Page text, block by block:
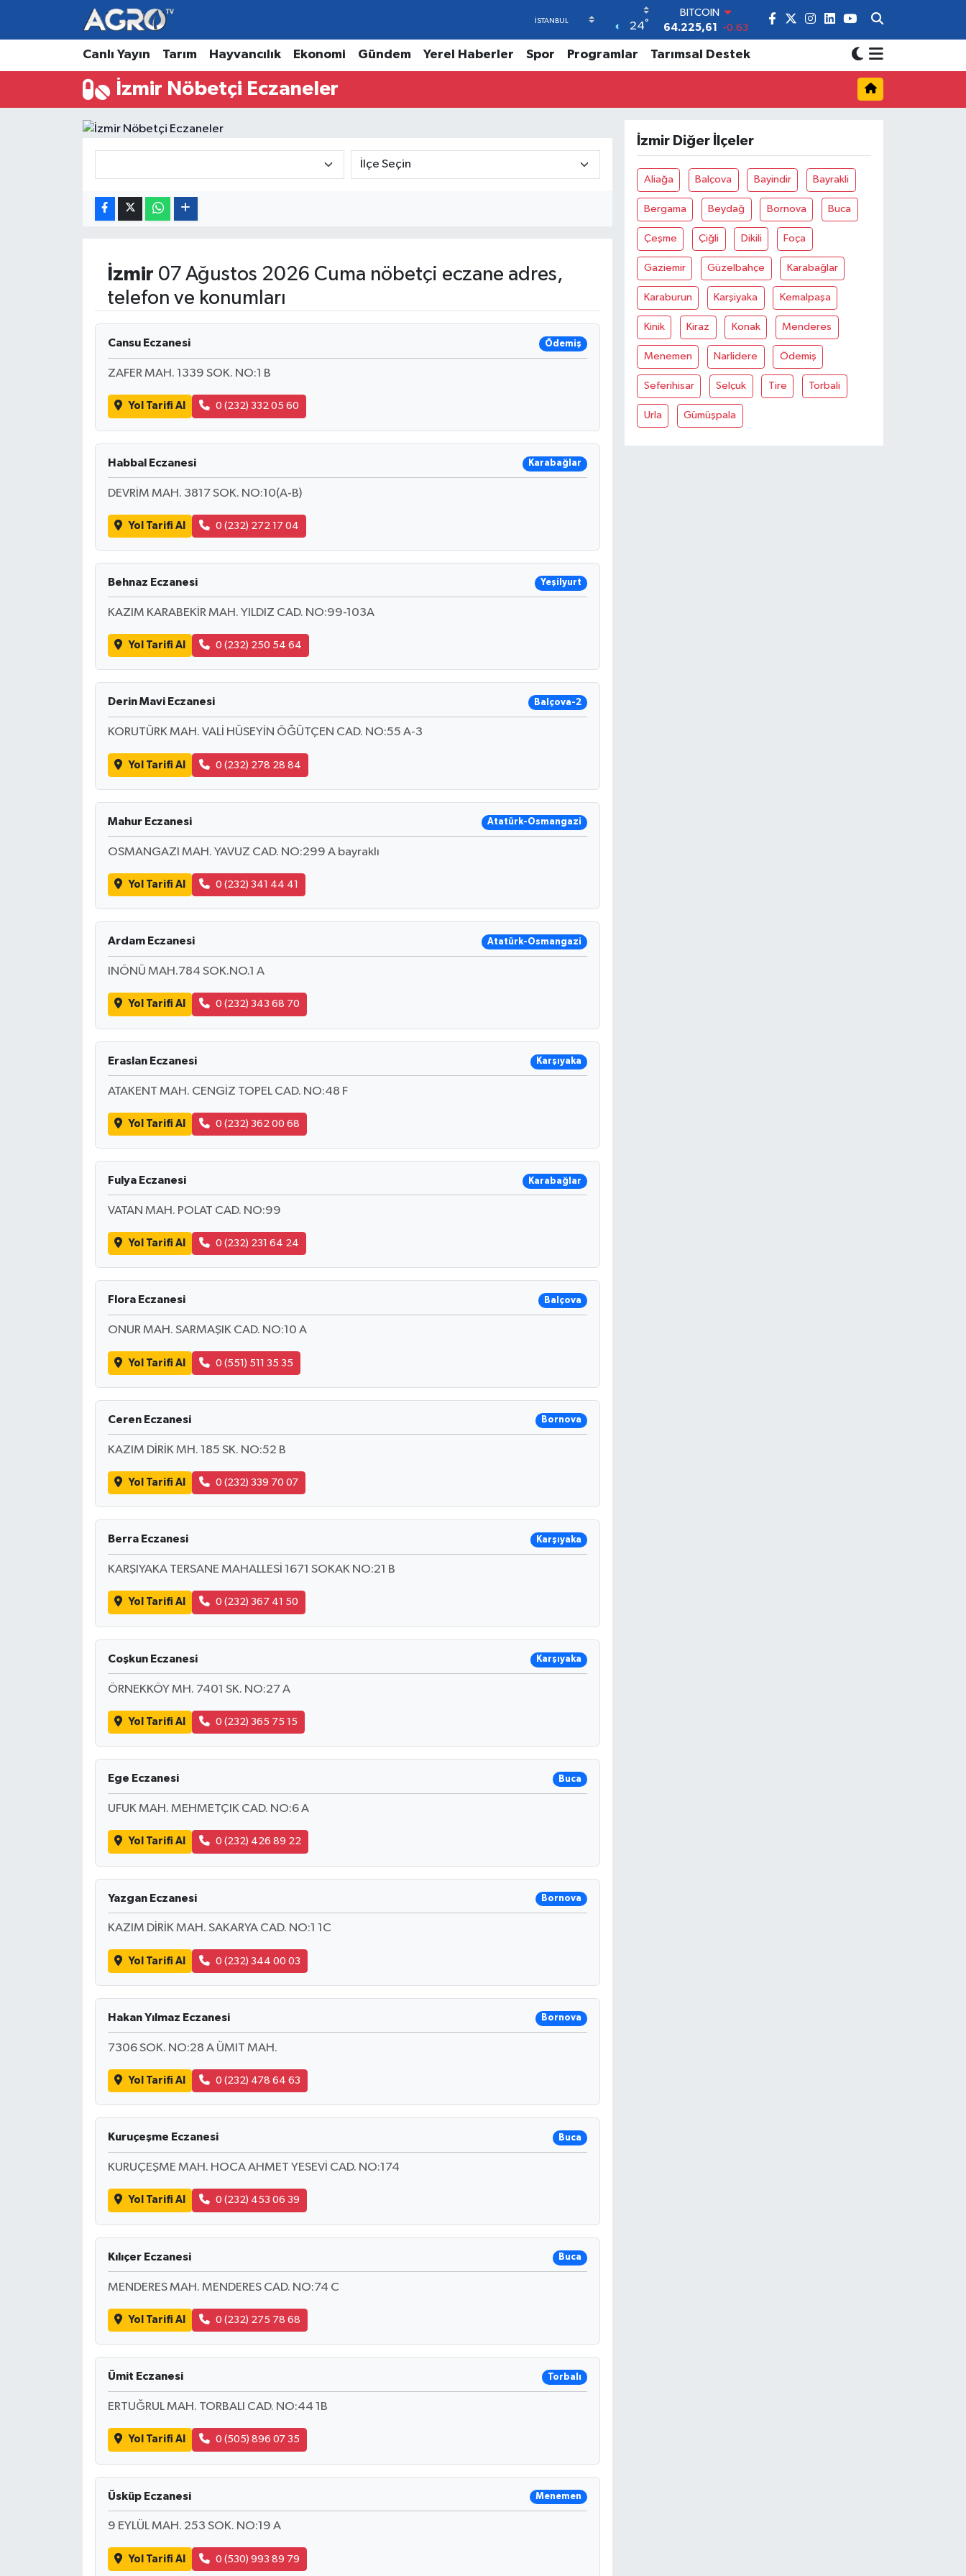
24°
DOLAR
47,6704
0
EURO
GRAM ALTIN
BİST100
13.799 70
Canlı Yayın Tarım Hayvancılık Ekonomi Gündem Yerel Haberler Spor Programlar Tarımsal Destek
İzmir Nöbetçi Eczaneler
İzmir 07 Ağustos 2026 Cuma nöbetçi eczane adres,
telefon ve konumları
Cansu Eczanesi Ödemiş
ZAFER MAH. 1339 SOK. NO:1 B
Yol Tarifi Al 0 (232) 332 05 60
Habbal Eczanesi Karabağlar
DEVRİM MAH. 3817 SOK. NO:10(A-B)
Yol Tarifi Al 0 (232) 272 17 04
Behnaz Eczanesi Yeşilyurt
KAZIM KARABEKİR MAH. YILDIZ CAD. NO:99-103A
Yol Tarifi Al 0 (232) 250 54 64
Derin Mavi Eczanesi Balçova-2
KORUTÜRK MAH. VALİ HÜSEYİN ÖĞÜTÇEN CAD. NO:55 A-3
Yol Tarifi Al 0 (232) 278 28 84
Mahur Eczanesi Atatürk-Osmangazi
OSMANGAZI MAH. YAVUZ CAD. NO:299 A bayraklı
Yol Tarifi Al 0 (232) 341 44 41
Ardam Eczanesi Atatürk-Osmangazi
INÖNÜ MAH.784 SOK.NO.1 A
Yol Tarifi Al 0 (232) 343 68 70
Eraslan Eczanesi Karşıyaka
ATAKENT MAH. CENGİZ TOPEL CAD. NO:48 F
Yol Tarifi Al 0 (232) 362 00 68
Fulya Eczanesi Karabağlar
VATAN MAH. POLAT CAD. NO:99
Yol Tarifi Al 0 (232) 231 64 24
Flora Eczanesi Balçova
ONUR MAH. SARMAŞIK CAD. NO:10 A
Yol Tarifi Al 0 (551) 511 35 35
Ceren Eczanesi Bornova
KAZIM DİRİK MH. 185 SK. NO:52 B
Yol Tarifi Al 0 (232) 339 70 07
Berra Eczanesi Karşıyaka
KARŞIYAKA TERSANE MAHALLESİ 1671 SOKAK NO:21 B
Yol Tarifi Al 0 (232) 367 41 50
Coşkun Eczanesi Karşıyaka
ÖRNEKKÖY MH. 7401 SK. NO:27 A
Yol Tarifi Al 0 (232) 365 75 15
Ege Eczanesi Buca
UFUK MAH. MEHMETÇIK CAD. NO:6 A
Yol Tarifi Al 0 (232) 426 89 22
Yazgan Eczanesi Bornova
KAZIM DİRİK MAH. SAKARYA CAD. NO:1 1C
Yol Tarifi Al 0 (232) 344 00 03
Hakan Yılmaz Eczanesi Bornova
7306 SOK. NO:28 A ÜMIT MAH.
Yol Tarifi Al 0 (232) 478 64 63
Kuruçeşme Eczanesi Buca
KURUÇEŞME MAH. HOCA AHMET YESEVİ CAD. NO:174
Yol Tarifi Al 0 (232) 453 06 39
Kılıçer Eczanesi Buca
MENDERES MAH. MENDERES CAD. NO:74 C
Yol Tarifi Al 0 (232) 275 78 68
Ümit Eczanesi Torbalı
ERTUĞRUL MAH. TORBALI CAD. NO:44 1B
Yol Tarifi Al 0 (505) 896 07 35
Üsküp Eczanesi Menemen
9 EYLÜL MAH. 253 SOK. NO:19 A
Yol Tarifi Al 0 (530) 993 89 79
İzmir Diğer İlçeler
Aliağa Balçova Bayindir Bayrakli
Bergama Beydağ Bornova Buca
Çeşme Çiğli Dikili Foça
Gaziemir Güzelbahçe Karabağlar
Karaburun Karşiyaka Kemalpaşa
Kinik Kiraz Konak Menderes
Menemen Narlidere Ödemiş
Seferihisar Selçuk Tire Torbali
Urla Gümüşpala
Hava Durumu
Trafik Durumu
Süper Lig Puan Durumu ve Fikstür
Son Dakika Haberleri